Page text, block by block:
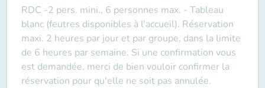
RDC -2 pers. mini., 6 personnes max. - Tableau
blanc (feutres disponibles à l'accueil). Réservation
maxi. 2 heures par jour et par groupe, dans la limite
de 6 heures par semaine. Si une confirmation vous
est demandée, merci de bien vouloir confirmer la
réservation pour qu'elle ne soit pas annulée.